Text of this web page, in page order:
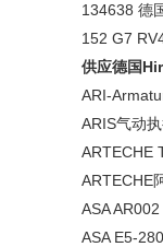
134638 德
152 G7
供应德国
ARI-
ARIS气动
ARTECHE
ARTECHE
ASA AR002
ASA E5-